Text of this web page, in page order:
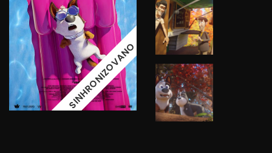
SINHRONIZOVANO